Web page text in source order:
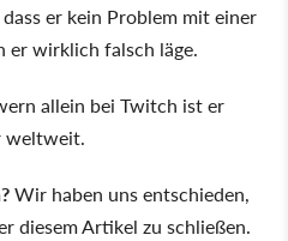
er kein Problem mit einer
er wirklich falsch läge.
allein bei Twitch ist er
weltweit.
Wir haben uns entschieden,
diesem Artikel zu schließen.